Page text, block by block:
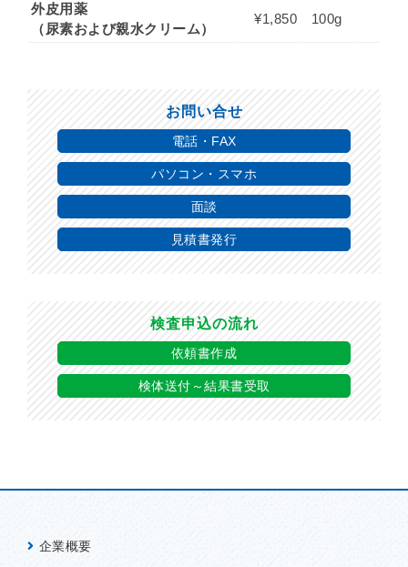
外皮用薬
（尿素および親水クリーム）
¥1,850 100g
お問い合せ
電話・FAX
パソコン・スマホ
面談
見積書発行
検査申込の流れ
依頼書作成
検体送付～結果書受取
企業概要